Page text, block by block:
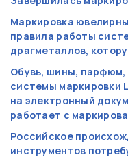
Маркировка
правила работы
драгметаллов,
Обувь, шины,
системы маркировки
на электронный
работает с
Российское
инструментов